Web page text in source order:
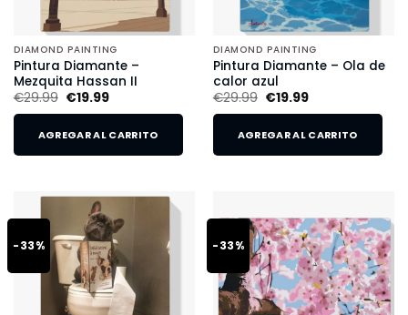
DIAMOND PAINTING
Pintura Diamante –
Mezquita Hassan II
€29.99 €19.99
AGREGAR AL CARRITO
DIAMOND PAINTING
Pintura Diamante – Ola de
calor azul
€29.99 €19.99
AGREGAR AL CARRITO
-33% -33%